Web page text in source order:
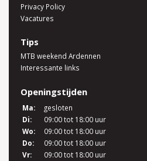
Privacy Policy
Vacatures
Tips
MTB weekend Ardennen
Interessante links
Openingstijden
Ma:
gesloten
Di:
09:00 tot 18:00 uur
Wo:
09:00 tot 18:00 uur
Do:
09:00 tot 18:00 uur
Vr:
09:00 tot 18:00 uur